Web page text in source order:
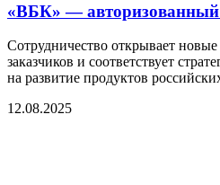
«ВБК» — авторизованный
Сотрудничество открывает
заказчиков и соответствует
на развитие продуктов
12.08.2025